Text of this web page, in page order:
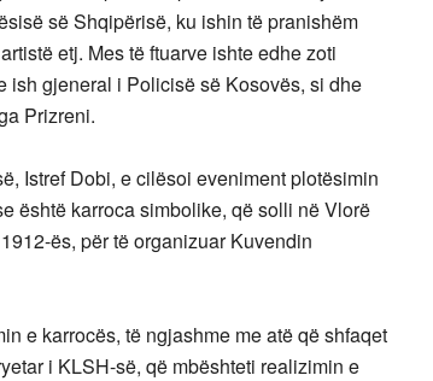
së Shqipërisë, ku ishin të pranishëm
etj. Mes të ftuarve ishte edhe zoti
ish gjeneral i Policisë së Kosovës, si dhe
Prizreni.
Istref Dobi, e cilësoi eveniment plotësimin
është karroca simbolike, që solli në Vlorë
ës, për të organizuar Kuvendin
e karrocës, të ngjashme me atë që shfaqet
i KLSH-së, që mbështeti realizimin e